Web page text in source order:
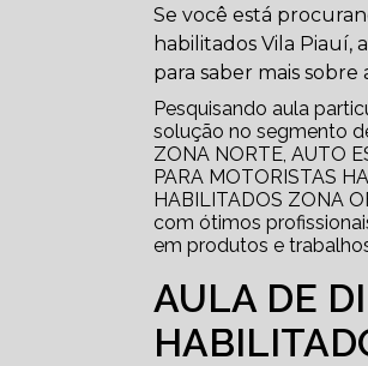
Se você está
habilitados Vila
para saber mais sobre
Pesquisando aula
solução no segmento
ZONA NORTE, AUTO
PARA MOTORISTAS
HABILITADOS ZONA
com ótimos
em produtos e
AULA DE